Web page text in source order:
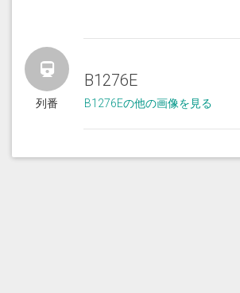
列番
B1276E
B1276Eの他の画像を見る